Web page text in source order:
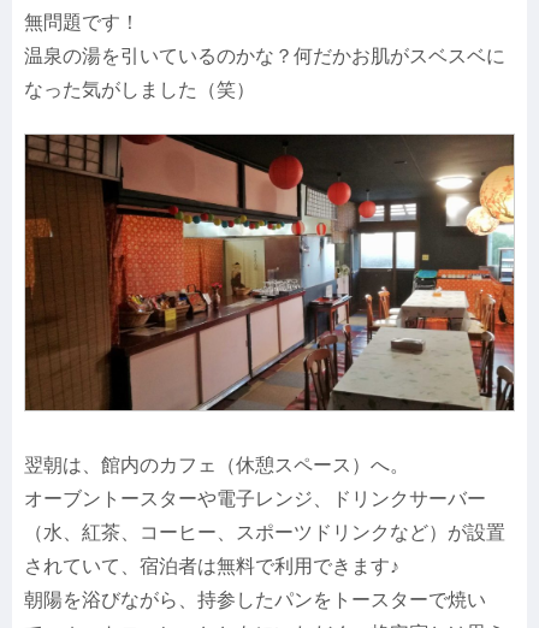
無問題です！
温泉の湯を引いているのかな？何だかお肌がスベスベに
なった気がしました（笑）
翌朝は、館内のカフェ（休憩スペース）へ。
オーブントースターや電子レンジ、ドリンクサーバー
（水、紅茶、コーヒー、スポーツドリンクなど）が設置
されていて、宿泊者は無料で利用できます♪
朝陽を浴びながら、持参したパンをトースターで焼い